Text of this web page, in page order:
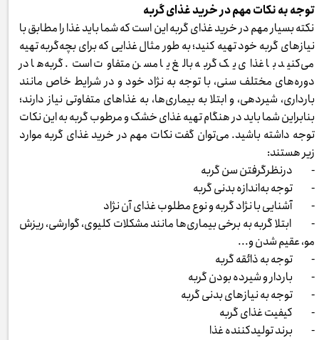
توجه به نکات مهم در خرید غذای گربه
نکته بسیار مهم در خرید غذای گربه این است که شما باید غذا را مطابق با
نیازهای گربه خود تهیه کنید؛ به طور مثال غذایی که برای بچه‌گربه تهیه
می‌کنید با غذای یک گربه بالغ یا مسن متفاوت است. گربه‌ها در
دوره‌های مختلف سنی، با توجه به نژاد خود و در شرایط خاص مانند
بارداری، شیردهی، و ابتلا به بیماری‌ها، به غذاهای متفاوتی نیاز دارند؛
بنابراین شما باید در هنگام تهیه غذای خشک و مرطوب گربه به این نکات
توجه داشته باشید. می‌توان گفت نکات مهم در خرید غذای گربه موارد
زیر هستند:
- درنظرگرفتن سن گربه
- توجه به‌اندازه بدنی گربه
- آشنایی با نژاد گربه و نوع مطلوب غذای آن نژاد
- ابتلا گربه به برخی بیماری‌ها مانند مشکلات کلیوی، گوارشی، ریزش
مو، عقیم شدن و...
- توجه به ذائقه گربه
- باردار و شیرده بودن گربه
- توجه به نیازهای بدنی گربه
- کیفیت غذای گربه
- برند تولیدکننده غذا